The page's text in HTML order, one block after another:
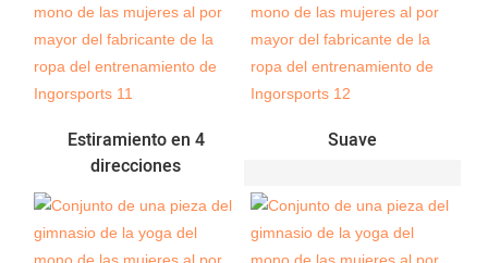
Estiramiento en 4
direcciones
Suave